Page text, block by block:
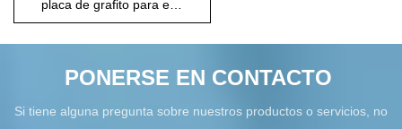
placa de grafito para electrodo
PONERSE EN CONTACTO
Si tiene alguna pregunta sobre nuestros productos o servicios, no